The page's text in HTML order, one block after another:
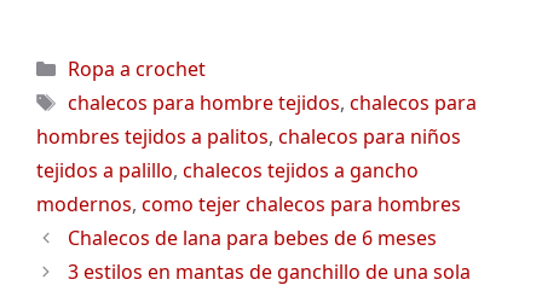
Categorías
Ropa a crochet
Etiquetas
chalecos para hombre tejidos, chalecos para
hombres tejidos a palitos, chalecos para niños
tejidos a palillo, chalecos tejidos a gancho
modernos, como tejer chalecos para hombres
Chalecos de lana para bebes de 6 meses
3 estilos en mantas de ganchillo de una sola